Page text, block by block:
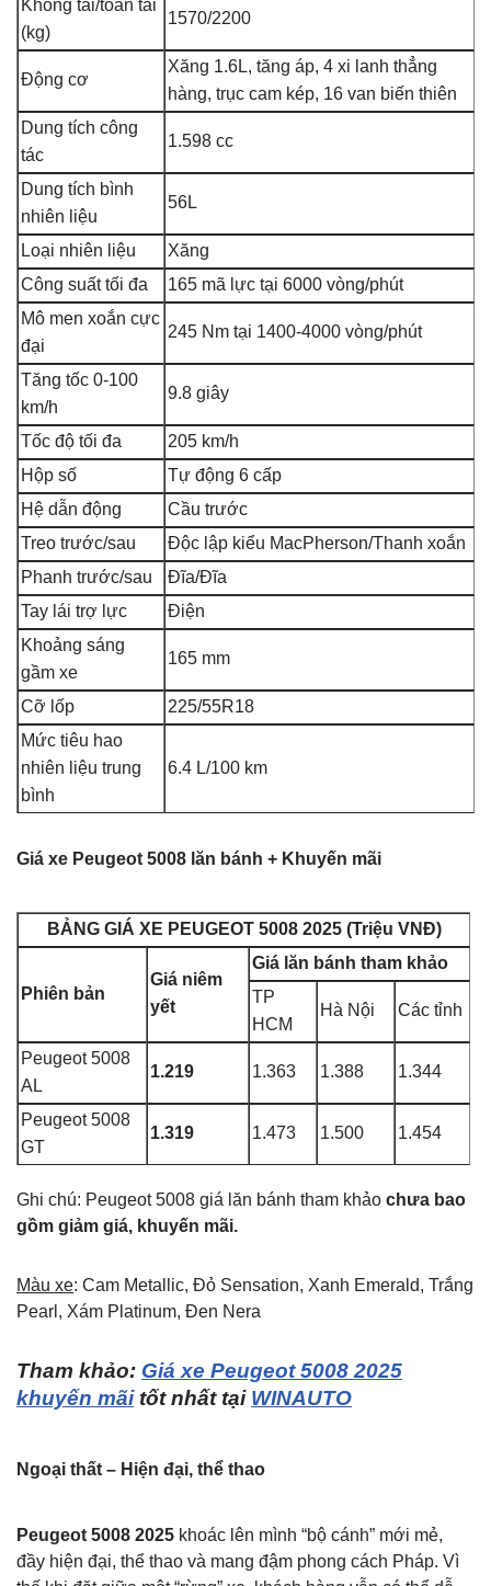
Không tải/toàn tải
(kg)
1570/2200
Động cơ
Xăng 1.6L, tăng áp, 4 xi lanh thẳng
hàng, trục cam kép, 16 van biến thiên
Dung tích công
tác
1.598 cc
Dung tích bình
nhiên liệu
56L
Loại nhiên liệu
Xăng
Công suất tối đa
165 mã lực tại 6000 vòng/phút
Mô men xoắn cực
đại
245 Nm tại 1400-4000 vòng/phút
Tăng tốc 0-100
km/h
9.8 giây
Tốc độ tối đa
205 km/h
Hộp số
Tự động 6 cấp
Hệ dẫn động
Cầu trước
Treo trước/sau
Độc lập kiểu MacPherson/Thanh xoắn
Phanh trước/sau
Đĩa/Đĩa
Tay lái trợ lực
Điện
Khoảng sáng
gầm xe
165 mm
Cỡ lốp
225/55R18
Mức tiêu hao
nhiên liệu trung
bình
6.4 L/100 km
Giá xe Peugeot 5008 lăn bánh + Khuyến mãi
BẢNG GIÁ XE PEUGEOT 5008 2025 (Triệu VNĐ)
Phiên bản
Giá niêm
yết
Giá lăn bánh tham khảo
TP
HCM
Hà Nội Các tỉnh
Peugeot 5008
AL
1.219 1.363 1.388 1.344
Peugeot 5008
GT
1.319 1.473 1.500 1.454
Ghi chú: Peugeot 5008 giá lăn bánh tham khảo chưa bao
gồm giảm giá, khuyến mãi.
Màu xe: Cam Metallic, Đỏ Sensation, Xanh Emerald, Trắng
Pearl, Xám Platinum, Đen Nera
Tham khảo: Giá xe Peugeot 5008 2025
khuyến mãitốt nhất tại WINAUTO
Ngoại thất – Hiện đại, thể thao
Peugeot 5008 2025 khoác lên mình “bộ cánh” mới mẻ,
đầy hiện đại, thể thao và mang đậm phong cách Pháp. Vì